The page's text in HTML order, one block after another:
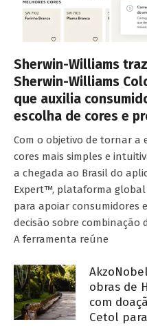
Sherwin-Williams
Sherwin-Williams
que auxilia
escolha de cores e
Com o objetivo de tornar a
cores mais simples e
a chegada ao Brasil do
Expert™, plataforma
para apoiar consumidores
decisão sobre combinação
A ferramenta reúne
obras de
com
Cetol